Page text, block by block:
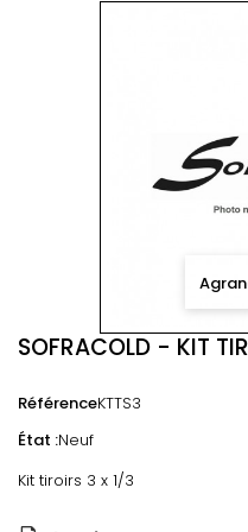
SOFRACOLD - KIT
RéférenceKTTS3
État :Neuf
Kit tiroirs 3 x 1/3